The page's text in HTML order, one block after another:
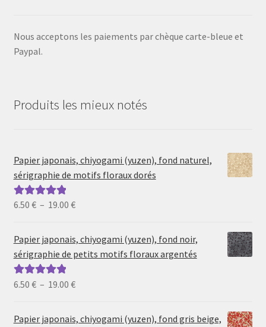
Nous acceptons les paiements par chèque carte-bleue et
Paypal.
Produits les mieux notés
Papier japonais, chiyogami (yuzen), fond naturel,
sérigraphie de motifs floraux dorés
Note5.00sur
6.50 € – 19.00 €Plage
prix :
6.50 €
19.00 €
Papier japonais, chiyogami (yuzen), fond noir,
sérigraphie de petits motifs floraux argentés
Note5.00sur
6.50 € – 19.00 €Plage
prix :
Papier japonais, chiyogami (yuzen), fond gris beige,